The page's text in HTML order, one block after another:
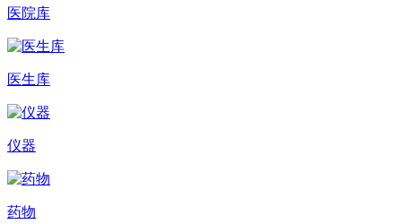
医院库
医生库
仪器
药物